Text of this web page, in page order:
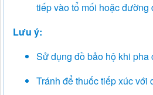
tiếp vào tổ mối hoặc đường
Lưu ý:
Sử dụng đồ bảo hộ khi pha
Tránh để thuốc tiếp xúc với